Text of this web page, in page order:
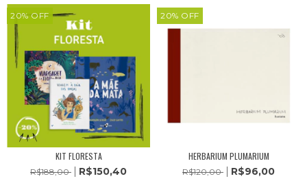
20% OFF
KIT FLORESTA
R$188,00 R$150,40
20% OFF
HERBARIUM PLUMARIUM
R$120,00 R$96,00